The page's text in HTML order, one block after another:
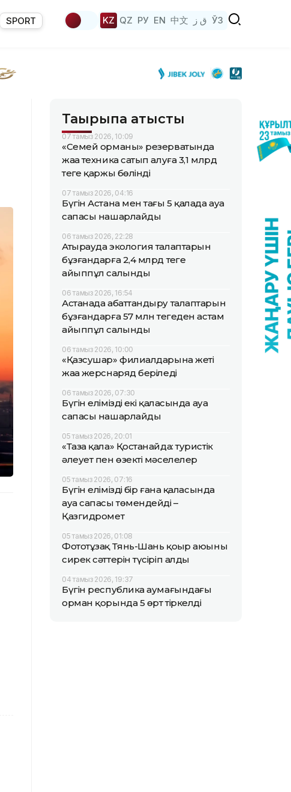
SPORT KZ QZ РУ EN 中文 ق ز ЎЗ
Тақырыпқа қатысты
07 тамыз 2026, 10:09
«Семей орманы» резерватында
жаңа техника сатып алуға 3,1 млрд
теңге қаржы бөлінді
07 тамыз 2026, 04:16
Бүгін Астана мен тағы 5 қалада ауа
сапасы нашарлайды
06 тамыз 2026, 22:28
Атырауда экология талаптарын
бұзғандарға 2,4 млрд теңге
айыппұл салынды
06 тамыз 2026, 16:54
Астанада абаттандыру талаптарын
бұзғандарға 57 млн теңгеден астам
айыппұл салынды
06 тамыз 2026, 10:00
«Қазсушар» филиалдарына жеті
жаңа жерснаряд беріледі
06 тамыз 2026, 07:30
Бүгін еліміздің екі қаласында ауа
сапасы нашарлайды
05 тамыз 2026, 20:01
«Таза қала» Қостанайда: туристік
әлеует пен өзекті мәселелер
05 тамыз 2026, 07:16
Бүгін еліміздің бір ғана қаласында
ауа сапасы төмендейді –
Қазгидромет
05 тамыз 2026, 01:08
Фототұзақ Тянь-Шань қоңыр аюының
сирек сәттерін түсіріп алды
04 тамыз 2026, 19:37
Бүгін республика аумағындағы
орман қорында 5 өрт тіркелді